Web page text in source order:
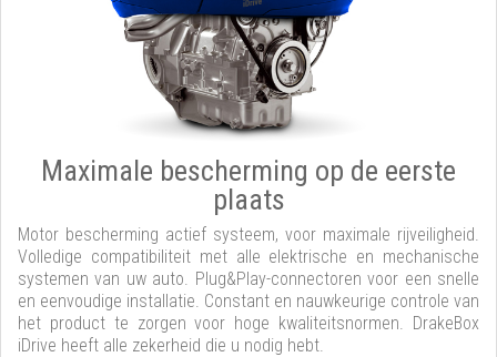
Maximale bescherming op de eerste
plaats
Motor bescherming actief systeem, voor maximale rijveiligheid.
Volledige compatibiliteit met alle elektrische en mechanische
systemen van uw auto. Plug&Play-connectoren voor een snelle
en eenvoudige installatie. Constant en nauwkeurige controle van
het product te zorgen voor hoge kwaliteitsnormen. DrakeBox
iDrive heeft alle zekerheid die u nodig hebt.